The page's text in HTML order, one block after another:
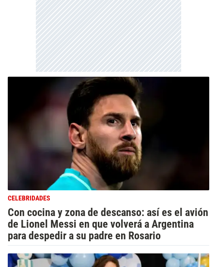
CELEBRIDADES
Con cocina y zona de descanso: así es el avión
de Lionel Messi en que volverá a Argentina
para despedir a su padre en Rosario